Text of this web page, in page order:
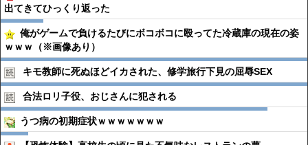
出てきてひっくり返った
俺がゲームで負けるたびにボコボコに殴ってた冷蔵庫の現在の姿
ｗｗｗ（※画像あり）
キモ教師に死ぬほどイカされた、修学旅行下見の屈辱SEX
合法ロリ子役、おじさんに犯される
うつ病の初期症状ｗｗｗｗｗｗｗ